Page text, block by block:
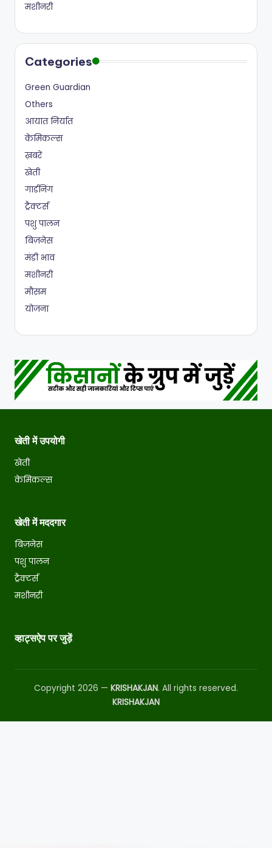
मशीनरी
Categories
Green Guardian
Others
आयात निर्यात
केमिकल्स
ख़बरें
खेती
गार्डनिंग
ट्रैक्टर्स
पशु पालन
बिज़नेस
मंडी भाव
मशीनरी
मौसम
योजना
खेती में उपयोगी
खेती
केमिकल्स
खेती में मददगार
बिज़नेस
पशु पालन
ट्रैक्टर्स
मशीनरी
व्हाट्सऐप पर जुड़ें
Copyright 2026 — KRISHAKJAN. All rights reserved.
KRISHAKJAN